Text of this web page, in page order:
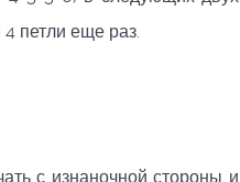
петли еще раз.
с изнаночной стороны и